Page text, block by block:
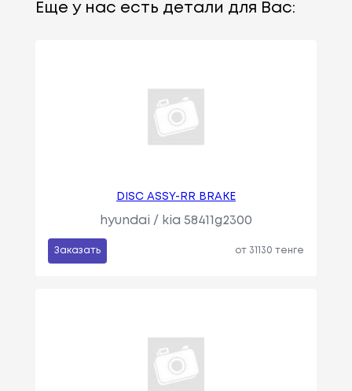
Еще у нас есть детали для Вас:
DISC ASSY-RR BRAKE
hyundai / kia 58411g2300
Заказать от 31130 тенге